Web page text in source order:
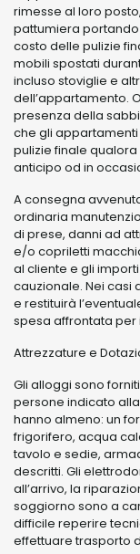
rimesse al loro
pattumiera
costo delle pulizie
mobili spostati
incluso stoviglie e
dell’appartamento.
presenza della
che gli
pulizie finale
anticipo od in
A consegna
ordinaria
di prese, danni ad
e/o copriletti
al cliente e gli
cauzionale. Nei casi
e restituirà
spesa affrontata per
Attrezzature e
Gli alloggi sono
persone indicato
hanno almeno: un
frigorifero, acqua
tavolo e sedie,
descritti. Gli
all’arrivo, la
soggiorno sono a
difficile reperire
effettuare trasporto